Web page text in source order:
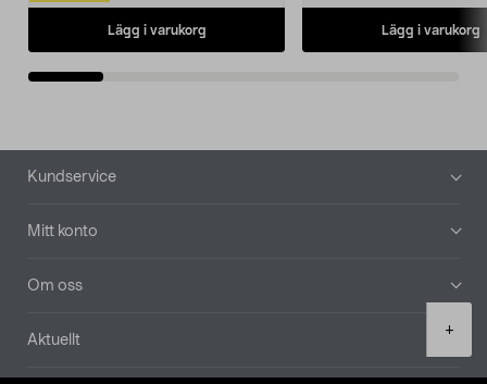
+
Lägg i varukorg Lägg i varukorg
Sidfot
Kundservice
Mitt konto
Om oss
Aktuellt